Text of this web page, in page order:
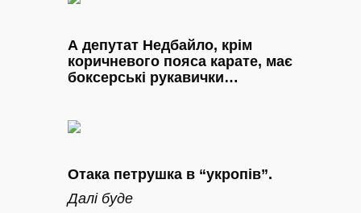
А депутат Недбайло, крім
коричневого пояса карате, має
боксерські рукавички…
Отака петрушка в “укропів”.
Далі буде